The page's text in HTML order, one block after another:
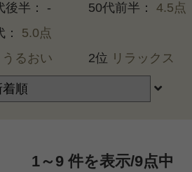
後半： -
50代前半： 4.5点
： 5.0点
うるおい 2位 リラックス
1～9件を表示/9点中